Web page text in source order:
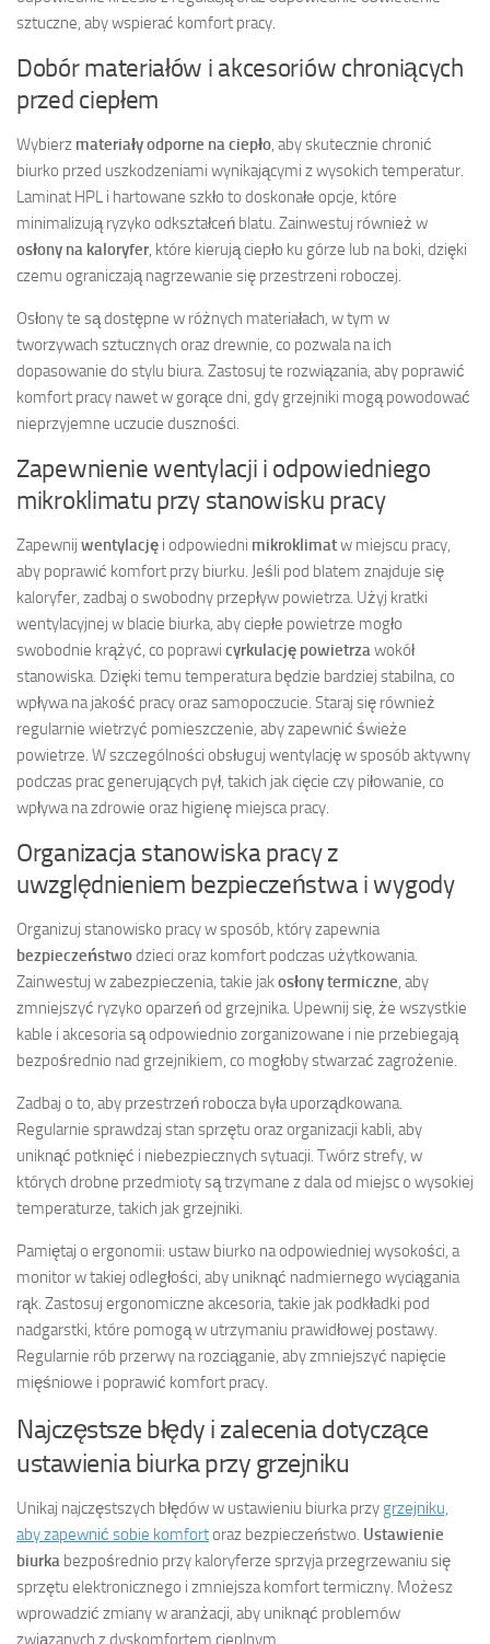
sztuczne, aby wspierać komfort pracy.
Dobór materiałów i akcesoriów chroniących
przed ciepłem
Wybierz materiały odporne na ciepło , aby skutecznie chronić
biurko przed uszkodzeniami wynikającymi z wysokich temperatur.
Laminat HPL i hartowane szkło to doskonałe opcje, które
minimalizują ryzyko odkształceń blatu. Zainwestuj również w
osłony na kaloryfer, które kierują ciepło ku górze lub na boki, dzięki
czemu ograniczają nagrzewanie się przestrzeni roboczej.
Osłony te są dostępne w różnych materiałach, w tym w
tworzywach sztucznych oraz drewnie, co pozwala na ich
dopasowanie do stylu biura. Zastosuj te rozwiązania, aby poprawić
komfort pracy nawet w gorące dni, gdy grzejniki mogą powodować
nieprzyjemne uczucie duszności.
Zapewnienie wentylacji i odpowiedniego
mikroklimatu przy stanowisku pracy
Zapewnij wentylację i odpowiedni mikroklimatw miejscu pracy,
aby poprawić komfort przy biurku. Jeśli pod blatem znajduje się
kaloryfer, zadbaj o swobodny przepływ powietrza. Użyj kratki
wentylacyjnej w blacie biurka, aby ciepłe powietrze mogło
swobodnie krążyć, co poprawi cyrkulację powietrza wokół
stanowiska. Dzięki temu temperatura będzie bardziej stabilna, co
wpływa na jakość pracy oraz samopoczucie. Staraj się również
regularnie wietrzyć pomieszczenie, aby zapewnić świeże
powietrze. W szczególności obsługuj wentylację w sposób aktywny
podczas prac generujących pył, takich jak cięcie czy piłowanie, co
wpływa na zdrowie oraz higienę miejsca pracy.
Organizacja stanowiska pracy z
uwzględnieniem bezpieczeństwa i wygody
Organizuj stanowisko pracy w sposób, który zapewnia
bezpieczeństwodzieci oraz komfort podczas użytkowania.
Zainwestuj w zabezpieczenia, takie jakosłony termiczne , aby
zmniejszyć ryzyko oparzeń od grzejnika. Upewnij się, że wszystkie
kable i akcesoria są odpowiednio zorganizowane i nie przebiegają
bezpośrednio nad grzejnikiem, co mogłoby stwarzać zagrożenie.
Zadbaj o to, aby przestrzeń robocza była uporządkowana.
Regularnie sprawdzaj stan sprzętu oraz organizacji kabli, aby
uniknąć potknięć i niebezpiecznych sytuacji. Twórz strefy, w
których drobne przedmioty są trzymane z dala od miejsc o wysokiej
temperaturze, takich jak grzejniki.
Pamiętaj o ergonomii: ustaw biurko na odpowiedniej wysokości, a
monitor w takiej odległości, aby uniknąć nadmiernego wyciągania
rąk. Zastosuj ergonomiczne akcesoria, takie jak podkładki pod
nadgarstki, które pomogą w utrzymaniu prawidłowej postawy.
Regularnie rób przerwy na rozciąganie, aby zmniejszyć napięcie
mięśniowe i poprawić komfort pracy.
Najczęstsze błędy i zalecenia dotyczące
ustawienia biurka przy grzejniku
Unikaj najczęstszych błędów w ustawieniu biurka przy grzejniku,
aby zapewnić sobie komfortoraz bezpieczeństwo. Ustawienie
biurka bezpośrednio przy kaloryferze sprzyja przegrzewaniu się
sprzętu elektronicznego i zmniejsza komfort termiczny. Możesz
wprowadzić zmiany w aranżacji, aby uniknąć problemów
związanych z dyskomfortem cieplnym.